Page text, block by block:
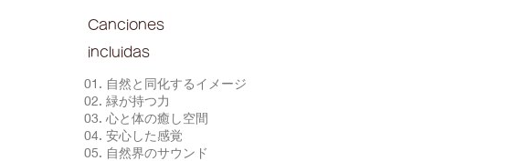
Canciones
incluidas
01. 自然と同化するイメージ
02. 緑が持つ力
03. 心と体の癒し空間
04. 安心した感覚
05. 自然界のサウンド